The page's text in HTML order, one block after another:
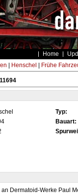
Home
Henschel Frühe
Typ:
Bauart:
Dermatoid-Werke Paul